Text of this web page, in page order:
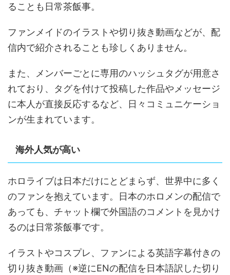
ることも日常茶飯事。
ファンメイドのイラストや切り抜き動画などが、配
信内で紹介されることも珍しくありません。
また、メンバーごとに専用のハッシュタグが用意さ
れており、タグを付けて投稿した作品やメッセージ
に本人が直接反応するなど、日々コミュニケーショ
ンが生まれています。
海外人気が高い
ホロライブは日本だけにとどまらず、世界中に多く
のファンを抱えています。日本のホロメンの配信で
あっても、チャット欄で外国語のコメントを見かけ
るのは日常茶飯事です。
イラストやコスプレ、ファンによる英語字幕付きの
切り抜き動画（※逆にENの配信を日本語訳した切り